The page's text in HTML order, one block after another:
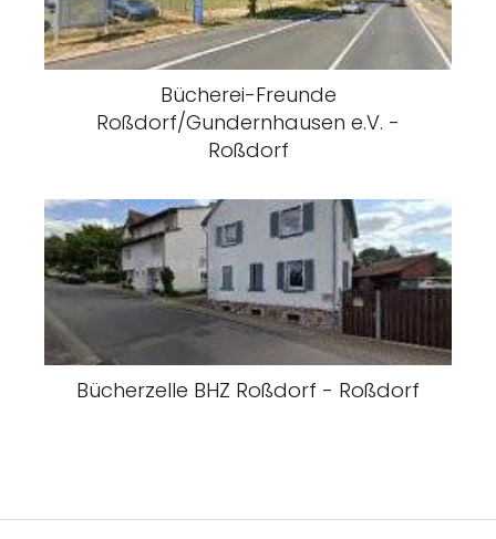
Bücherei-Freunde
Roßdorf/Gundernhausen e.V. -
Roßdorf
Bücherzelle BHZ Roßdorf - Roßdorf